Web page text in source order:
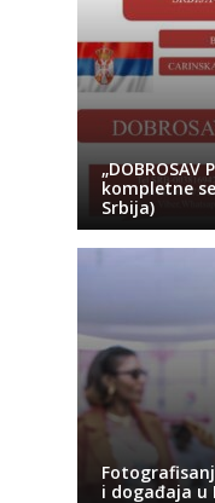
„DOBROSAV
kompletne
Srbija)
i događaja u